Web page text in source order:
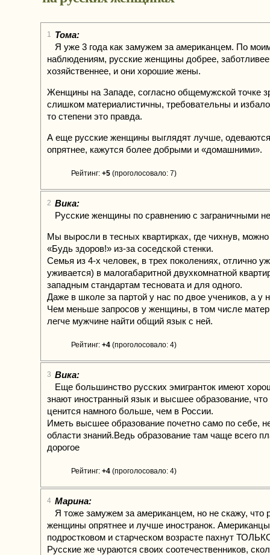
1 Тома:
Я уже 3 года как замужем за американцем. По
наблюдениям, русские женщины добрее,
хозяйственнее, и они хорошие жены.
Женщины на Западе, согласно общемужской точке
слишком материалистичны, требовательны и
то степени это правда.
А еще русские женщины выглядят лучше,
опрятнее, кажутся более добрыми и «домашними».
Рейтинг: +5 (проголосовало: 7)
2 Вика:
Русские женщины по сравнению с заграничными
Мы выросли в тесных квартирках, где чихнув,
«Будь здоров!» из-за соседской стенки.
Семья из 4-х человек, в трех поколениях, отлично
уживается) в малогабаритной двухкомнатной
западным стандартам тесновата и для одного.
Даже в школе за партой у нас по двое учеников, а у
Чем меньше запросов у женщины, в том числе
легче мужчине найти общий язык с ней.
Рейтинг: +4 (проголосовало: 4)
3 Вика:
Еще большинство русских эмигранток имеют
знают иностранный язык и высшее образование,
ценится намного больше, чем в России.
Иметь высшее образование почетно само по себе,
области знаний.Ведь образование там чаще всего
дорогое
Рейтинг: +4 (проголосовало: 4)
4 Марина:
Я тоже замужем за американцем, но не скажу, что
женщины опрятнее и лучше иностранок.
подростковом и старческом возрасте пахнут
Русские же чураются своих соотечественников,